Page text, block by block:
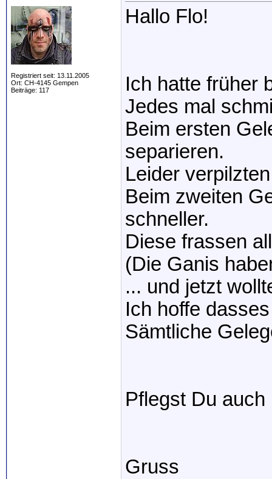
Registriert seit: 13.11.2005
Ort: CH-4145 Gempen
Beiträge: 117
Hallo Flo!
Ich hatte früher
Jedes mal
Beim ersten
separieren.
Leider
Beim zweiten
schneller.
Diese frassen
(Die Ganis
... und jetzt
Ich hoffe
Sämtliche
Pflegst Du auch
Gruss